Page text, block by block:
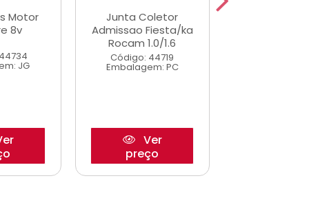
Motor
8v
JG
Junta Coletor
Admissao Fiesta/ka
Rocam 1.0/1.6
Código: 44719
Embalagem: PC
Ver
preço